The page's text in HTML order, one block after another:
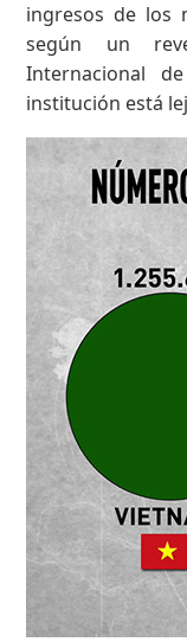
ingresos de los
según un
Internacional
institución está